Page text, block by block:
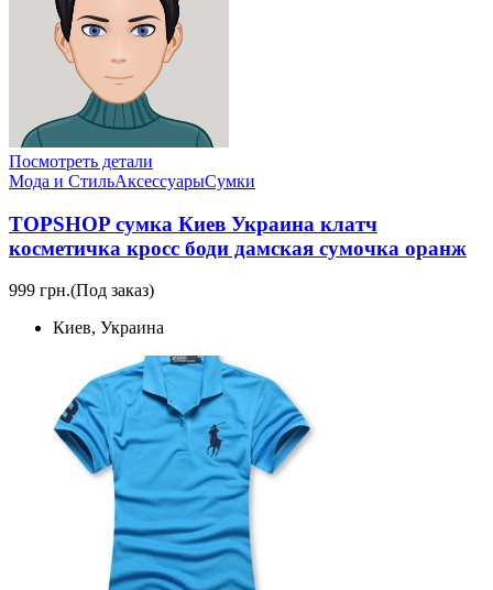
Посмотреть детали
Мода и СтильАксессуарыСумки
TOPSHOP сумка Киев Украина клатч
косметичка кросс боди дамская сумочка оранж
999 грн.(Под заказ)
Киев, Украина